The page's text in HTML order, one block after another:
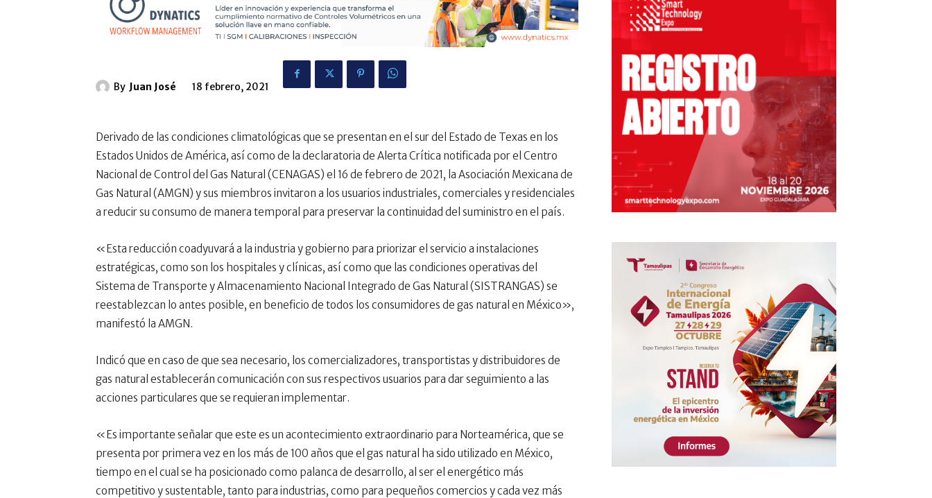
By Juan José 18 febrero, 2021
Derivado de las condiciones climatológicas que se presentan en el sur del Estado de Texas en los
Estados Unidos de América, así como de la declaratoria de Alerta Crítica notificada por el Centro
Nacional de Control del Gas Natural (CENAGAS) el 16 de febrero de 2021, la Asociación Mexicana de
Gas Natural (AMGN) y sus miembros invitaron a los usuarios industriales, comerciales y residenciales
a reducir su consumo de manera temporal para preservar la continuidad del suministro en el país.
«Esta reducción coadyuvará a la industria y gobierno para priorizar el servicio a instalaciones
estratégicas, como son los hospitales y clínicas, así como que las condiciones operativas del
Sistema de Transporte y Almacenamiento Nacional Integrado de Gas Natural (SISTRANGAS) se
reestablezcan lo antes posible, en beneficio de todos los consumidores de gas natural en México»,
manifestó la AMGN.
Indicó que en caso de que sea necesario, los comercializadores, transportistas y distribuidores de
gas natural establecerán comunicación con sus respectivos usuarios para dar seguimiento a las
acciones particulares que se requieran implementar.
«Es importante señalar que este es un acontecimiento extraordinario para Norteamérica, que se
presenta por primera vez en los más de 100 años que el gas natural ha sido utilizado en México,
tiempo en el cual se ha posicionado como palanca de desarrollo, al ser el energético más
competitivo y sustentable, tanto para industrias, como para pequeños comercios y cada vez más